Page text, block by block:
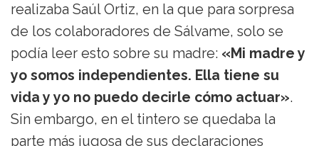
realizaba Saúl Ortiz, en la que para sorpresa
de los colaboradores de Sálvame, solo se
podía leer esto sobre su madre: «Mi madre y
yo somos independientes. Ella tiene su
vida y yo no puedo decirle cómo actuar».
Sin embargo, en el tintero se quedaba la
parte más jugosa de sus declaraciones